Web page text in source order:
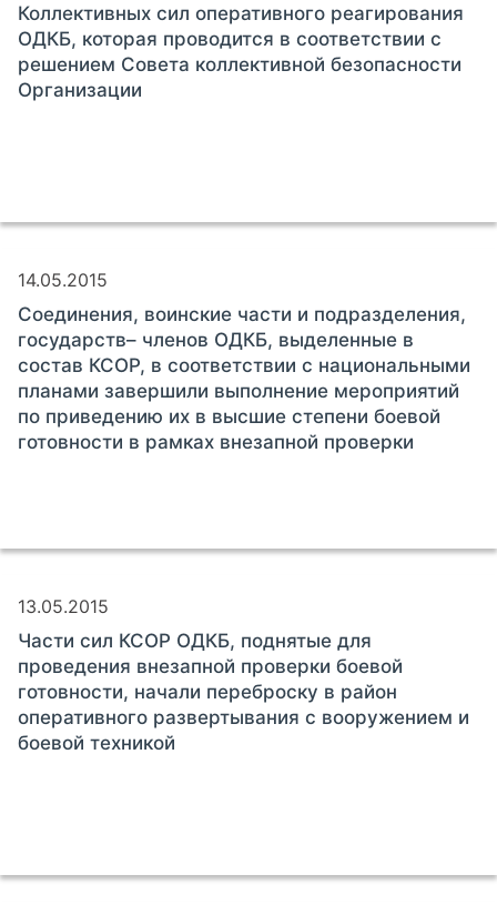
Коллективных сил оперативного реагирования
ОДКБ, которая проводится в соответствии с
решением Совета коллективной безопасности
Организации
14.05.2015
Соединения, воинские части и подразделения,
государств– членов ОДКБ, выделенные в
состав КСОР, в соответствии с национальными
планами завершили выполнение мероприятий
по приведению их в высшие степени боевой
готовности в рамках внезапной проверки
13.05.2015
Части сил КСОР ОДКБ, поднятые для
проведения внезапной проверки боевой
готовности, начали переброску в район
оперативного развертывания с вооружением и
боевой техникой